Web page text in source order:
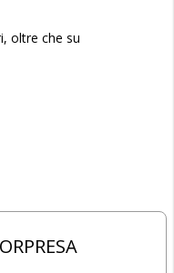
oltre che su